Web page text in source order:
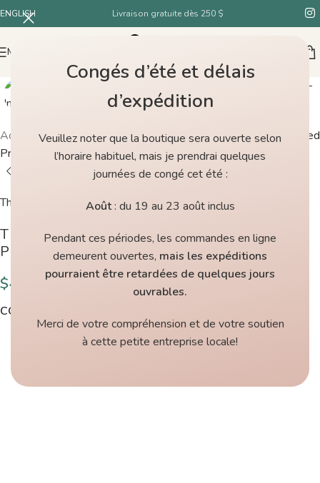
Congés d’été et délais
d’expédition
Veuillez noter que la boutique sera ouverte selon
l’horaire habituel, mais je prendrai quelques
journées de congé cet été :
Août: du 19 au 23 août inclus
Pendant ces périodes, les commandes en ligne
demeurent ouvertes, mais les expéditions
pourraient être retardées de quelques jours
ouvrables.
Merci de votre compréhension et de votre soutien
à cette petite entreprise locale!
ENGLISH Livraison gratuite dès 250 $
MENU
Accueil /Boutique/The Farmer’s daughter Fibers Craggy Tweed
Pretty Shield
The Farmer's Daughter Fibers
The Farmer’s daughter Fibers Craggy Tweed
Pretty Shield
$43.00
COULEURS